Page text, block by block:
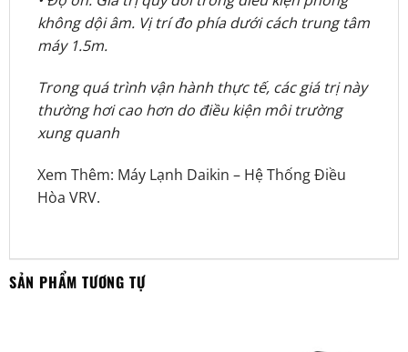
không dội âm. Vị trí đo phía dưới cách trung tâm
máy 1.5m.
Trong quá trình vận hành thực tế, các giá trị này
thường hơi cao hơn do điều kiện môi trường
xung quanh
Xem Thêm: Máy Lạnh Daikin – Hệ Thống Điều
Hòa VRV.
SẢN PHẨM TƯƠNG TỰ